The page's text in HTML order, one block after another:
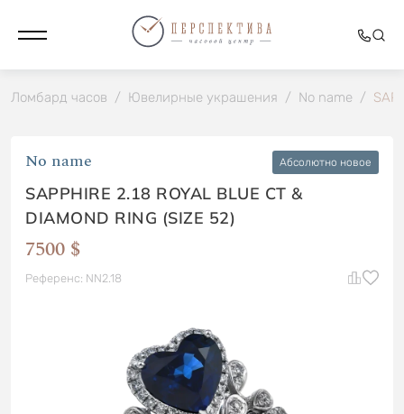
Ломбард часов / Ювелирные украшения / No name /
No name Абсолютно новое
SAPPHIRE 2.18 ROYAL BLUE CT &
DIAMOND RING (SIZE 52)
7500 $
Референс: NN2.18